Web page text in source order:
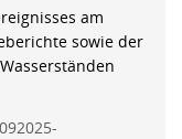
am
sowie der